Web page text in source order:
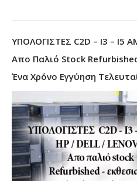
ΥΠΟΛΟΓΙΣΤΕΣ C2D – I3 – I5
Απο Παλιό Stock
Ένα Χρόνο Εγγύηση